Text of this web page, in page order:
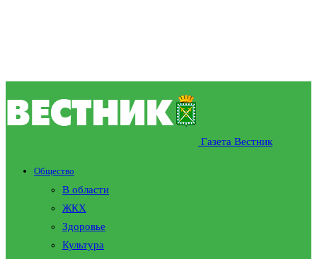
Газета Вестник
Общество
В области
ЖКХ
Здоровье
Культура